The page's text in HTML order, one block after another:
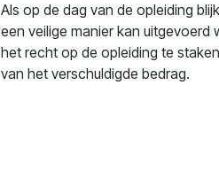
Als op de dag van de opleiding
een veilige manier kan uitgevoerd
het recht op de opleiding te
van het verschuldigde bedrag.